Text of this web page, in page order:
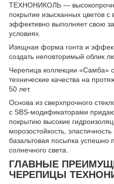
ТЕХНОНИКОЛЬ —
покрытие изысканных цветов
эффективно выполняет свою
условиях.
Изящная форма гонта и
создать неповторимый облик
Черепица коллекции «Самба»
технические качества на
50 лет.
Основа из сверхпрочного
с SBS-модификаторами
покрытию высокие
морозостойкость,
базальтовая посыпка успешно
солнечного света.
ГЛАВНЫЕ
ЧЕРЕПИЦЫ